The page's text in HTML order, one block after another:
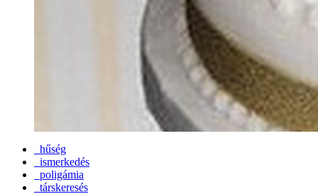
hűség
ismerkedés
poligámia
társkeresés